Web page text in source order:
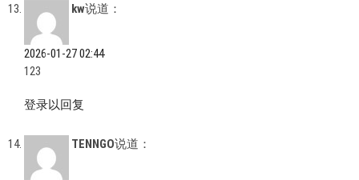
kw说道：
2026-01-27 02:44
123
登录以回复
TENNGO说道：